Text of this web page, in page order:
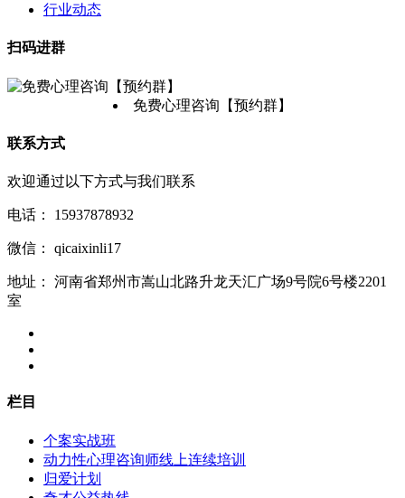
行业动态
扫码进群
免费心理咨询【预约群】
联系方式
欢迎通过以下方式与我们联系
电话： 15937878932
微信： qicaixinli17
地址：
河南省郑州市嵩山北路升龙天汇广场9号院6号楼2201
室
栏目
个案实战班
动力性心理咨询师线上连续培训
归爱计划